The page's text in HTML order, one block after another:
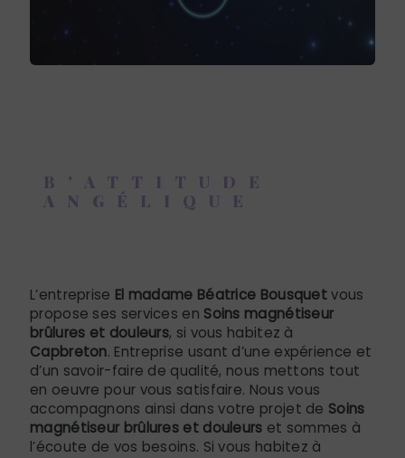
B'ATTITUDE
ANGÉLIQUE
L’entreprise El madame Béatrice Bousquetvous
propose ses services en Soins magnétiseur
brûlures et douleurs, si vous habitez à
Capbreton. Entreprise usant d’une expérience et
d’un savoir-faire de qualité, nous mettons tout
en oeuvre pour vous satisfaire. Nous vous
accompagnons ainsi dans votre projet de Soins
magnétiseur brûlures et douleurs et sommes à
l’écoute de vos besoins. Si vous habitez à